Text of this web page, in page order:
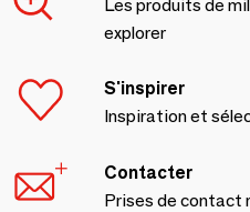
Les produits de
explorer
S'inspirer
Inspiration et
Contacter
Prises de contact